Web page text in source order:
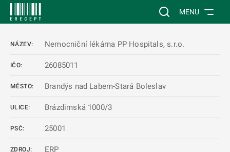
Vyhledávání na
MENU
NÁZEV: Nemocniční lékárna PP Hospitals, s.r.o.
IČO: 26085011
MĚSTO: Brandýs nad Labem-Stará Boleslav
ULICE: Brázdimská 1000/3
PSČ: 25001
ZDROJ: ERP